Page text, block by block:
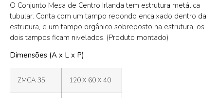
O Conjunto Mesa de Centro Irlanda tem estrutura metálica
tubular. Conta com um tampo redondo encaixado dentro da
estrutura, e um tampo orgânico sobreposto na estrutura, os
dois tampos ficam nivelados. (Produto montado)
Dimensões (A x L x P)
ZMCA 35 120 X 60 X 40